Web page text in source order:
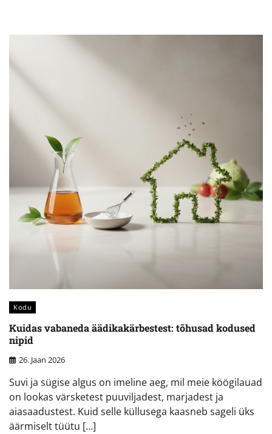
Kodu
Kuidas vabaneda äädikakärbestest: tõhusad kodused
nipid
26. Jaan 2026
Suvi ja sügise algus on imeline aeg, mil meie köögilauad
on lookas värsketest puuviljadest, marjadest ja
aiasaadustest. Kuid selle küllusega kaasneb sageli üks
äärmiselt tüütu […]